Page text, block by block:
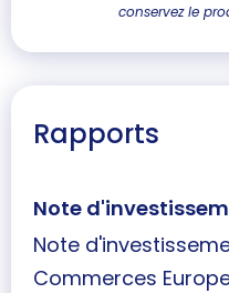
conservez le
Rapports
Note
Note
Commerces